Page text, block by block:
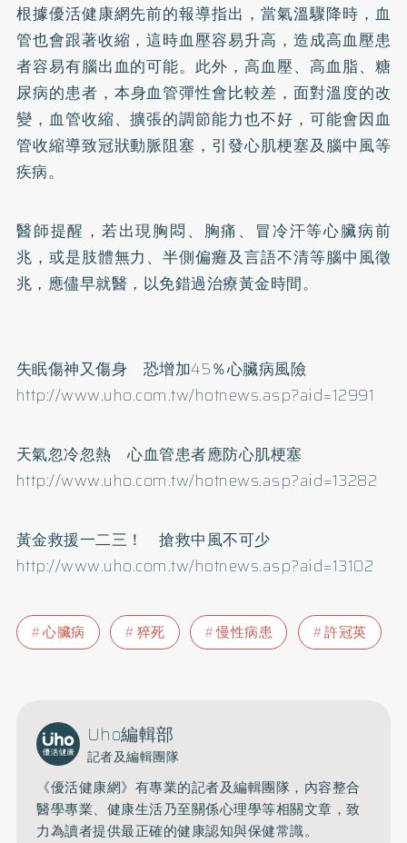
根據優活健康網先前的報導指出，當氣溫驟降時，血
管也會跟著收縮，這時血壓容易升高，造成高血壓患
者容易有腦出血的可能。此外，高血壓、 高血脂、 糖
尿病的患者，本身血管彈性會比較差，面對溫度的改
變，血管收縮、擴張的調節能力也不好，可能會因血
管收縮導致冠狀動脈阻塞，引發心肌梗塞及腦中風等
疾病。
醫師提醒，若出現胸悶、胸痛、冒冷汗等心臟病前
兆，或是肢體無力、半側偏癱及言語不清等腦中風徵
兆，應儘早就醫，以免錯過治療黃金時間。
失眠傷神又傷身 恐增加45％心臟病風險
http://www.uho.com.tw/hotnews.asp?aid=12991
天氣忽冷忽熱 心血管患者應防心肌梗塞
http://www.uho.com.tw/hotnews.asp?aid=13282
黃金救援一二三！ 搶救中風不可少
http://www.uho.com.tw/hotnews.asp?aid=13102
心臟病 猝死 慢性病患 許冠英
Uho編輯部
記者及編輯團隊
《優活健康網》有專業的記者及編輯團隊，內容整合
醫學專業、健康生活乃至關係心理學等相關文章，致
力為讀者提供最正確的健康認知與保健常識。